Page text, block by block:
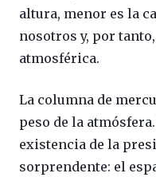
altura, menor es la
nosotros y, por
atmosférica.
La columna de
peso de la
existencia de la
sorprendente: el